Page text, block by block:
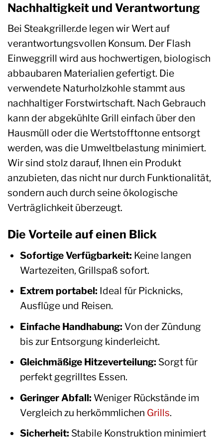
Nachhaltigkeit und Verantwortung
Bei Steakgriller.de legen wir Wert auf
verantwortungsvollen Konsum. Der Flash
Einweggrill wird aus hochwertigen, biologisch
abbaubaren Materialien gefertigt. Die
verwendete Naturholzkohle stammt aus
nachhaltiger Forstwirtschaft. Nach Gebrauch
kann der abgekühlte Grill einfach über den
Hausmüll oder die Wertstofftonne entsorgt
werden, was die Umweltbelastung minimiert.
Wir sind stolz darauf, Ihnen ein Produkt
anzubieten, das nicht nur durch Funktionalität,
sondern auch durch seine ökologische
Verträglichkeit überzeugt.
Die Vorteile auf einen Blick
Sofortige Verfügbarkeit: Keine langen
Wartezeiten, Grillspaß sofort.
Extrem portabel: Ideal für Picknicks,
Ausflüge und Reisen.
Einfache Handhabung: Von der Zündung
bis zur Entsorgung kinderleicht.
Gleichmäßige Hitzeverteilung: Sorgt für
perfekt gegrilltes Essen.
Geringer Abfall: Weniger Rückstände im
Vergleich zu herkömmlichen Grills.
Sicherheit: Stabile Konstruktion minimiert